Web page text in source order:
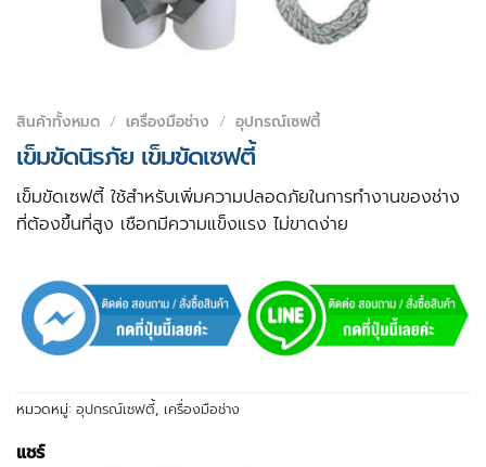
สินค้าทั้งหมด / เครื่องมือช่าง / อุปกรณ์เซฟตี้
เข็มขัดนิรภัย เข็มขัดเซฟตี้
เข็มขัดเซฟตี้ ใช้สำหรับเพิ่มความปลอดภัยในการทำงานของช่าง
ที่ต้องขึ้นที่สูง เชือกมีความแข็งแรง ไม่ขาดง่าย
หมวดหมู่: อุปกรณ์เซฟตี้, เครื่องมือช่าง
แชร์